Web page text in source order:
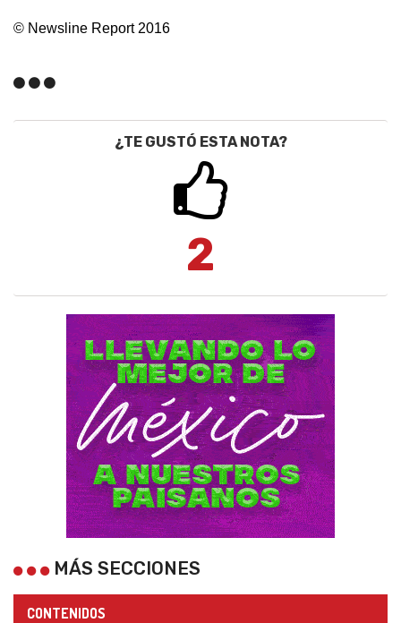
© Newsline Report 2016
¿TE GUSTÓ ESTA NOTA?
2
MÁS SECCIONES
CONTENIDOS